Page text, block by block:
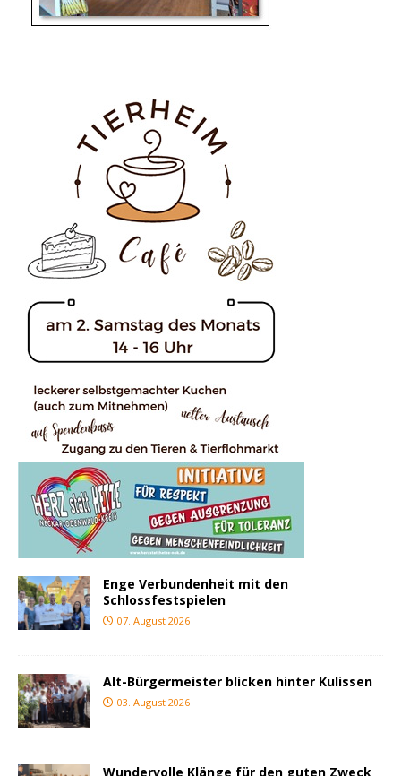
Enge Verbundenheit mit den
Schlossfestspielen
07. August 2026
Alt-Bürgermeister blicken hinter Kulissen
03. August 2026
Wundervolle Klänge für den guten Zweck